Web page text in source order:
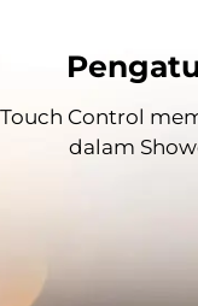
Control
dalam